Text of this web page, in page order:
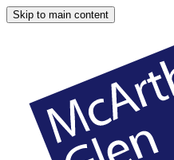
Skip to main content